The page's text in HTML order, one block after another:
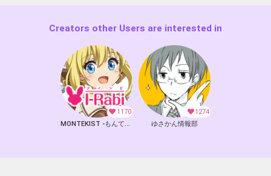
Creators other Users are interested in
1170
MONTEKIST -もんてきすと-
1274
ゆさかん情報部